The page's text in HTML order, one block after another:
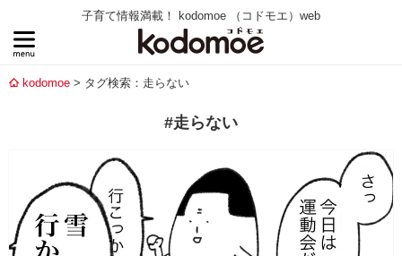
子育て情報満載！ kodomoe （コドモエ）web
kodomoe タグ検索：走らない
#走らない